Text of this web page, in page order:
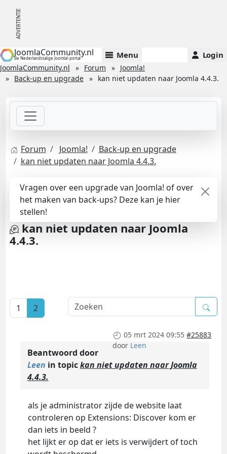
JoomlaCommunity.nl
de Nederlandstalige Joomla!-portal Menu Login
JoomlaCommunity.nl Forum
Joomla!
Back-up en upgrade
kan niet updaten naar Joomla 4.4.3.
Forum Joomla!
Back-up en upgrade
kan niet updaten naar Joomla 4.4.3.
Vragen over een upgrade van Joomla! of over
het maken van back-ups? Deze kan je hier
stellen!
kan niet updaten naar Joomla
4.4.3.
1 2
05 mrt 2024 09:55 #25883
door Leen
Beantwoord door
Leen in topickan niet updaten naar Joomla
4.4.3.
als je administrator zijde de website laat
controleren op Extensions: Discover kom er
dan iets in beeld ?
het lijkt er op dat er iets is verwijdert of toch